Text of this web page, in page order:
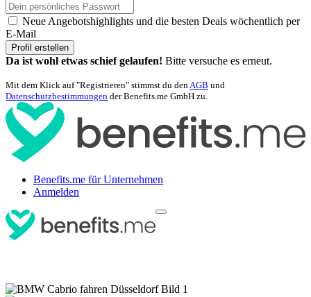
Neue Angebotshighlights und die besten Deals wöchentlich per
E-Mail
Profil erstellen
Da ist wohl etwas schief gelaufen! Bitte versuche es erneut.
Mit dem Klick auf "Registrieren" stimmst du denAGB und
Datenschutzbestimmungen der Benefits.me GmbH zu.
Benefits.me für Unternehmen
Anmelden